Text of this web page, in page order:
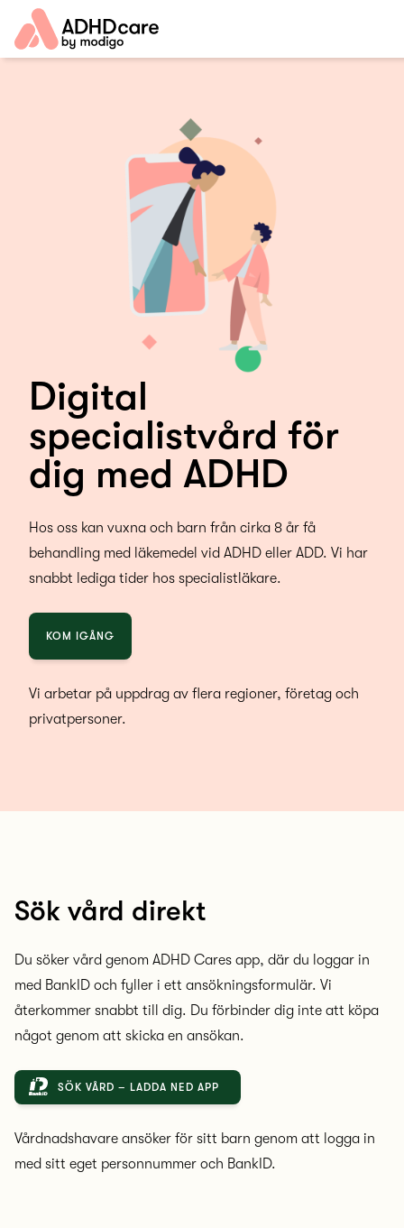
Digital
specialistvård för
dig med ADHD
Hos oss kan vuxna och barn från cirka 8 år få
behandling med läkemedel vid ADHD eller ADD. Vi har
snabbt lediga tider hos specialistläkare.
KOM IGÅNG
Vi arbetar på uppdrag av flera regioner, företag och
privatpersoner.
Sök vård direkt
Du söker vård genom ADHD Cares app, där du loggar in
med BankID och fyller i ett ansökningsformulär. Vi
återkommer snabbt till dig. Du förbinder dig inte att köpa
något genom att skicka en ansökan.
SÖK VÅRD – LADDA NED APP
Vårdnadshavare ansöker för sitt barn genom att logga in
med sitt eget personnummer och BankID.